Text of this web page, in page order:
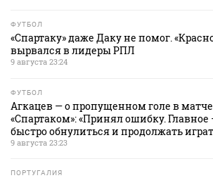
ФУТБОЛ
«Спартаку» даже Даку не помог.
вырвался в лидеры РПЛ
9 августа 23:24
ФУТБОЛ
Агкацев — о пропущенном голе в
«Спартаком»: «Принял ошибку. Главное
быстро обнулиться и продолжать
9 августа 23:23
ПОРТУГАЛИЯ